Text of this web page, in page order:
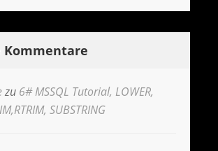
Kommentare
zu 6# MSSQL Tutorial, LOWER,
SUBSTRING